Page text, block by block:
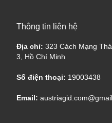
Thông tin liên hệ
Địa chỉ: 323 Cách Mạng
3, Hồ Chí Minh
Số điện thoại: 19003438
Email: